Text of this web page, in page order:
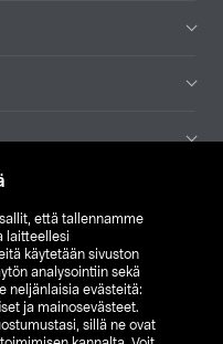
sallit, että tallennamme
laitteellesi
käytetään sivuston
analysointiin sekä
neljänlaisia evästeitä:
ja mainosevästeet.
sillä ne ovat
FI